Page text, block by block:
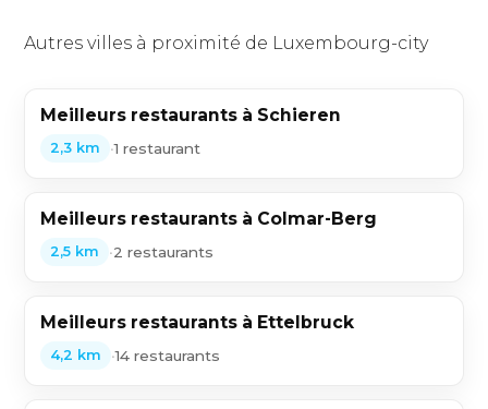
Autres villes à proximité de Luxembourg-city
Meilleurs restaurants à Schieren
2,3 km •1 restaurant
Meilleurs restaurants à Colmar-Berg
2,5 km •2 restaurants
Meilleurs restaurants à Ettelbruck
4,2 km •14 restaurants